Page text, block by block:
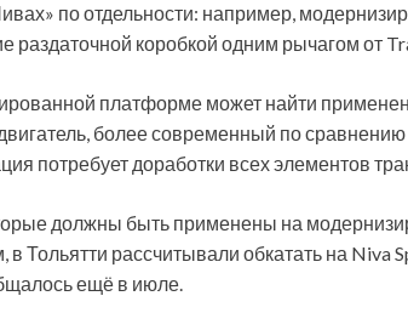
по отдельности: например,
раздаточной коробкой одним рычагом от
платформе может найти
более современный по сравнению
потребует доработки всех элементов
должны быть применены на
в Тольятти рассчитывали обкатать на Niva
ещё в июле.